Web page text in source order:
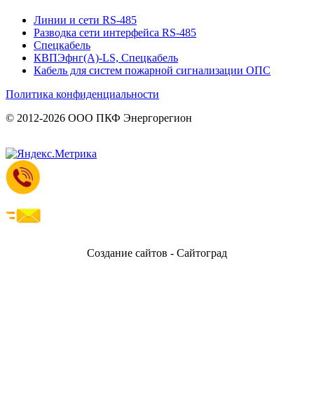
Линии и сети RS-485
Разводка сети интерфейса RS-485
Спецкабель
КВПЭфнг(А)-LS, Спецкабель
Кабель для систем пожарной сигнализации ОПС
Политика конфиденциальности
© 2012-2026 ООО ПКФ Энергорегион
Создание сайтов - Сайтоград